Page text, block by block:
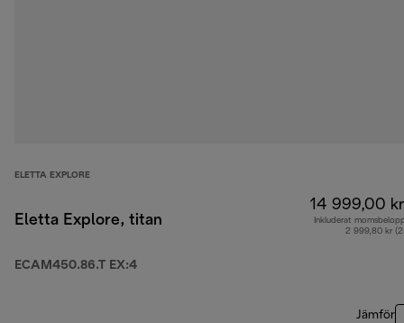
ELETTA EXPLORE
Eletta Explore, titan
ECAM450.86.T EX:4
14 999,00 kr
Inkluderat
2 999,80 kr
Jämför